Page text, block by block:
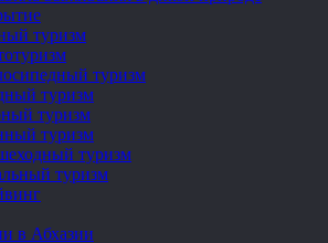
туризм
туризм
туризм
туризм
туризм
туризм
туризм
в Абхазии